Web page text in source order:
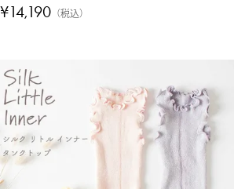
¥14,190 税込